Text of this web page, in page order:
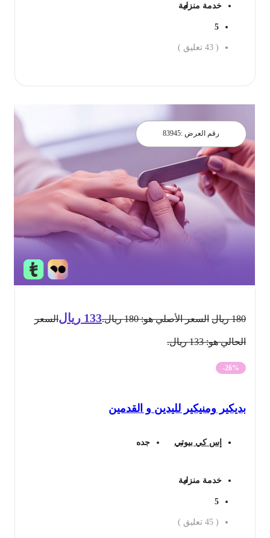
خدمة منزلية
43 تعليق )
رقم العرض : 83945
ريال السعر الأصلي هو: 180 ريال. 133 ريالالسعر
الحالي هو: 133 ريال.
-26%
بديكير ومنيكير لليدين و القدمين
إس كي بيوتي جده
خدمة منزلية
45 تعليق )